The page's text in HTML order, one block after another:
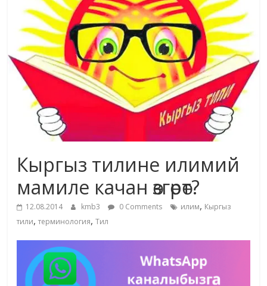
маданияты
жана
адабияты
Кыргыз тилине илимий
мамиле качан өзгөрөт?
12.08.2014 kmb3 0 Comments илим, Кыргыз
тили,терминология,Тил